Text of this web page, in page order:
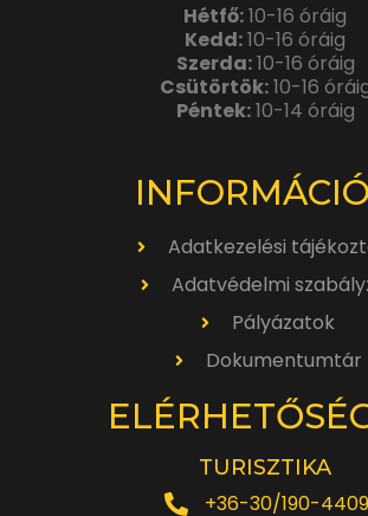
Hétfő:10-16 óráig
Kedd:10-16 óráig
Szerda:10-16 óráig
Csütörtök:10-16
Péntek:10-14 óráig
Adatkezelési
Adatvédelmi
Pályázatok
Dokumentumtár
TURISZTIKA
+36-30/190-4409